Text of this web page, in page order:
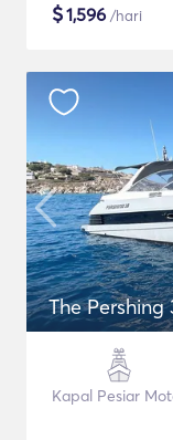
$1,596 /hari
The
Kapal Pesiar